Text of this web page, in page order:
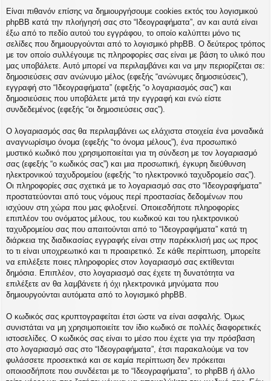
Είναι πιθανόν επίσης να δημιουργήσουμε cookies εκτός του λογισμικού
phpBB κατά την πλοήγησή σας στο “Ιδεογραφήματα”, αν και αυτά είναι
έξω από το πεδίο αυτού του εγγράφου, το οποίο καλύπτει μόνο τις
σελίδες που δημιουργούνται από το λογισμικό phpBB. Ο δεύτερος τρόπος
με τον οποίο συλλέγουμε τις πληροφορίες σας είναι με βάση το υλικό που
μας υποβάλετε. Αυτό μπορεί να περιλαμβάνει και να μην περιορίζεται σε:
δημοσιεύσεις σαν ανώνυμο μέλος (εφεξής “ανώνυμες δημοσιεύσεις”),
εγγραφή στο “Ιδεογραφήματα” (εφεξής “ο λογαριασμός σας”) και
δημοσιεύσεις που υποβάλετε μετά την εγγραφή και ενώ είστε
συνδεδεμένος (εφεξής “οι δημοσιεύσεις σας”).
Ο λογαριασμός σας θα περιλαμβάνει ως ελάχιστα στοιχεία ένα μοναδικά
αναγνωρίσιμο όνομα (εφεξής “το όνομα μέλους”), ένα προσωπικό
μυστικό κωδικό που χρησιμοποιείται για τη σύνδεση με τον λογαριασμό
σας (εφεξής “ο κωδικός σας”) και μια προσωπική, έγκυρη διεύθυνση
ηλεκτρονικού ταχυδρομείου (εφεξής “το ηλεκτρονικό ταχυδρομείο σας”).
Οι πληροφορίες σας σχετικά με το λογαριασμό σας στο “Ιδεογραφήματα”
προστατεύονται από τους νόμους περί προστασίας δεδομένων που
ισχύουν στη χώρα που μας φιλοξενεί. Οποιεσδήποτε πληροφορίες
επιπλέον του ονόματος μέλους, του κωδικού και του ηλεκτρονικού
ταχυδρομείου σας που απαιτούνται από το “Ιδεογραφήματα” κατά τη
διάρκεια της διαδικασίας εγγραφής είναι στην παρέκκλισή μας ως προς
το τι είναι υποχρεωτικό και τι προαιρετικό. Σε κάθε περίπτωση, μπορείτε
να επιλέξετε ποιες πληροφορίες στον λογαριασμό σας εκτίθενται
δημόσια. Επιπλέον, στο λογαριασμό σας έχετε τη δυνατότητα να
επιλέξετε αν θα λαμβάνετε ή όχι ηλεκτρονικά μηνύματα που
δημιουργούνται αυτόματα από το λογισμικό phpBB.
Ο κωδικός σας κρυπτογραφείται έτσι ώστε να είναι ασφαλής. Όμως
συνιστάται να μη χρησιμοποιείτε τον ίδιο κωδικό σε πολλές διαφορετικές
ιστοσελίδες. Ο κωδικός σας είναι το μέσο που έχετε για την πρόσβαση
στο λογαριασμό σας στο “Ιδεογραφήματα”, έτσι παρακαλούμε να τον
φυλάσσετε προσεκτικά και σε καμία περίπτωση δεν πρόκειται
οποιοσδήποτε που συνδέεται με το “Ιδεογραφήματα”, το phpBB ή άλλο